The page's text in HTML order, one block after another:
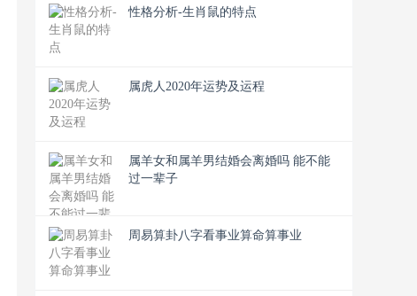
性格分析-生肖鼠的特点
属虎人2020年运势及运程
属羊女和属羊男结婚会离婚吗 能不能
过一辈子
周易算卦八字看事业算命算事业